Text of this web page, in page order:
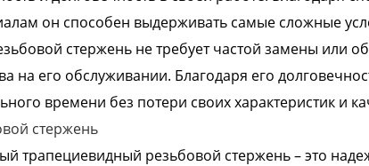
он способен выдерживать самые сложные
стержень не требует частой замены или
на его обслуживании. Благодаря его
времени без потери своих характеристик и
стержень
трапециевидный резьбовой стержень – это